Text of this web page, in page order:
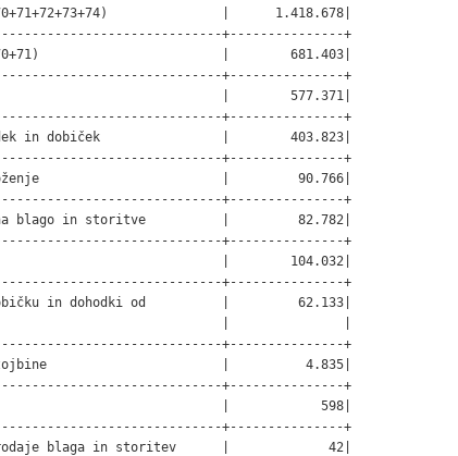
|      1.418.678|
+---------------+
(70+71)                        |        681.403|
+---------------+
|        577.371|
+---------------+
in dobiček                |        403.823|
+---------------+
|         90.766|
+---------------+
na blago in storitve          |         82.782|
+---------------+
|        104.032|
+---------------+
in dohodki od          |         62.133|
|               |
+---------------+
|          4.835|
+---------------+
|            598|
+---------------+
blaga in storitev      |             42|